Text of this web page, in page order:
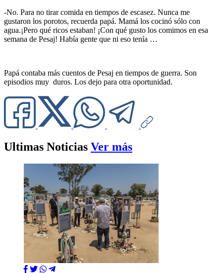
-No. Para no tirar comida en tiempos de escasez. Nunca me
gustaron los porotos, recuerda papá. Mamá los cocinó sólo con
agua.¡Pero qué ricos estaban! ¡Con qué gusto los comimos en esa
semana de Pesaj! Había gente que ni eso tenía …
Papá contaba más cuentos de Pesaj en tiempos de guerra. Son
episodios muy duros. Los dejo para otra oportunidad.
Ultimas Noticias Ver más